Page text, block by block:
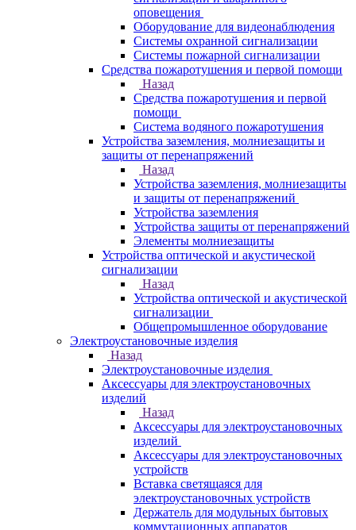
оповещения
Оборудование для видеонаблюдения
Системы охранной сигнализации
Системы пожарной сигнализации
Средства пожаротушения и первой помощи
Назад
Средства пожаротушения и первой
помощи
Система водяного пожаротушения
Устройства заземления, молниезащиты и
защиты от перенапряжений
Назад
Устройства заземления, молниезащиты
и защиты от перенапряжений
Устройства заземления
Устройства защиты от перенапряжений
Элементы молниезащиты
Устройства оптической и акустической
сигнализации
Назад
Устройства оптической и акустической
сигнализации
Общепромышленное оборудование
Электроустановочные изделия
Назад
Электроустановочные изделия
Аксессуары для электроустановочных
изделий
Назад
Аксессуары для электроустановочных
изделий
Аксессуары для электроустановочных
устройств
Вставка светящаяся для
электроустановочных устройств
Держатель для модульных бытовых
коммутационных аппаратов